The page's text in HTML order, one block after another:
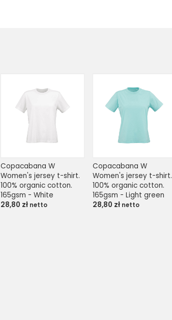
Copacabana W
Women's jersey t-shirt.
100% organic cotton.
165gsm - White
28,80 zł netto
Copacabana W
Women's jersey t-shirt.
100% organic cotton.
165gsm - Light green
28,80 zł netto